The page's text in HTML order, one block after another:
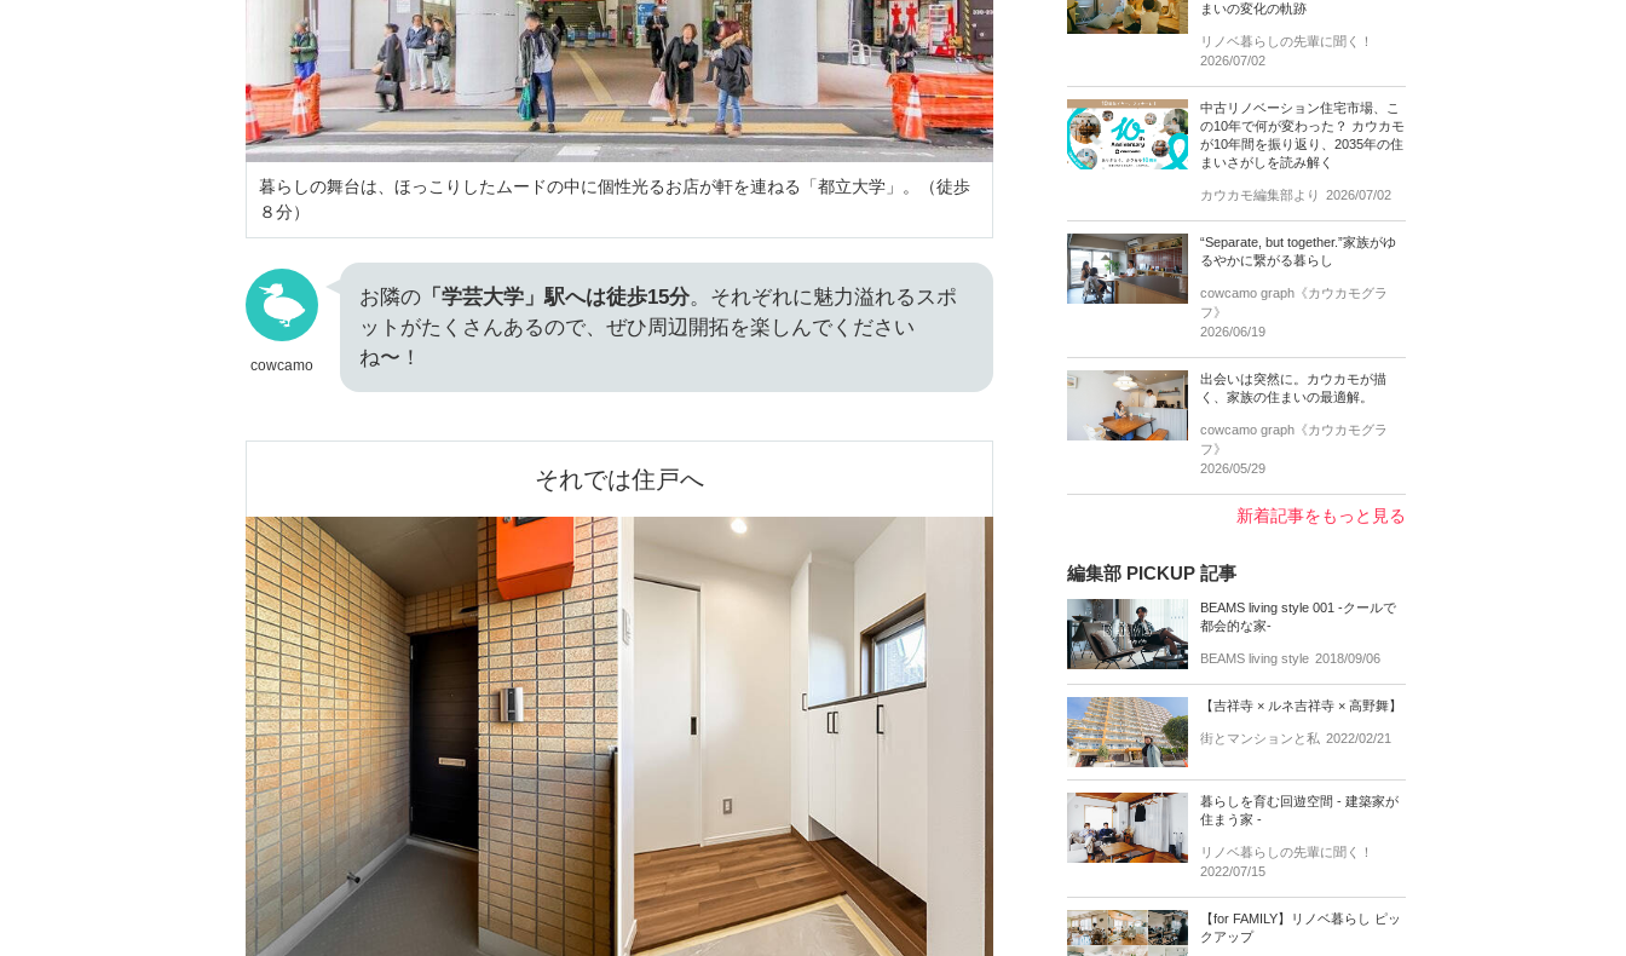
暮らしの舞台は、ほっこりしたムードの中に個性光るお店が軒を連ねる「都立大学」。（徒歩
８分）
cowcamo
お隣の 「学芸大学」駅へは徒歩15分。それぞれに魅力溢れるスポ
ットがたくさんあるので、ぜひ周辺開拓を楽しんでください
ね〜！
それでは住戸へ
まいの変化の軌跡
リノベ暮らしの先輩に聞く！
2026/07/02
中古リノベーション住宅市場、こ
の10年で何が変わった？ カウカモ
が10年間を振り返り、2035年の住
まいさがしを読み解く
カウカモ編集部より 2026/07/02
“Separate, but together.”家族がゆ
るやかに繋がる暮らし
cowcamo graph《カウカモグラ
フ》
2026/06/19
出会いは突然に。カウカモが描
く、家族の住まいの最適解。
cowcamo graph《カウカモグラ
フ》
2026/05/29
新着記事をもっと見る
編集部 PICKUP 記事
BEAMS living style 001 -クールで
都会的な家-
BEAMS living style 2018/09/06
【吉祥寺 × ルネ吉祥寺 × 高野舞】
街とマンションと私 2022/02/21
暮らしを育む回遊空間 - 建築家が
住まう家 -
リノベ暮らしの先輩に聞く！
2022/07/15
【for FAMILY】リノベ暮らし ピッ
クアップ